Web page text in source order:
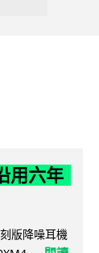
用六年
版降噪耳機